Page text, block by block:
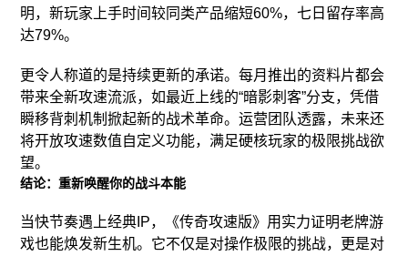
明，新玩家上手时间较同类产品缩短60%，七日留存率高
达79%。
更令人称道的是持续更新的承诺。每月推出的资料片都会
带来全新攻速流派，如最近上线的“暗影刺客”分支，凭借
瞬移背刺机制掀起新的战术革命。运营团队透露，未来还
将开放攻速数值自定义功能，满足硬核玩家的极限挑战欲
望。
结论：重新唤醒你的战斗本能
当快节奏遇上经典IP，《传奇攻速版》用实力证明老牌游
戏也能焕发新生机。它不仅是对操作极限的挑战，更是对